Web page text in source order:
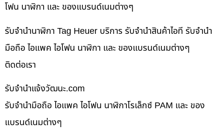
โฟน นาฬิกา และ ของแบรนด์เนมต่างๆ
รับจำนำนาฬิกา Tag Heuer บริการ รับจำนำสินค้าไอที รับจำนำ
มือถือ ไอแพค ไอโฟน นาฬิกา และ ของแบรนด์เนมต่างๆ
ติดต่อเรา
รับจํานําแจ้งวัฒนะ.com
รับจำนำมือถือ ไอแพค ไอโฟน นาฬิกาโรเล็กซ์ PAM และ ของ
แบรนด์เนมต่างๆ